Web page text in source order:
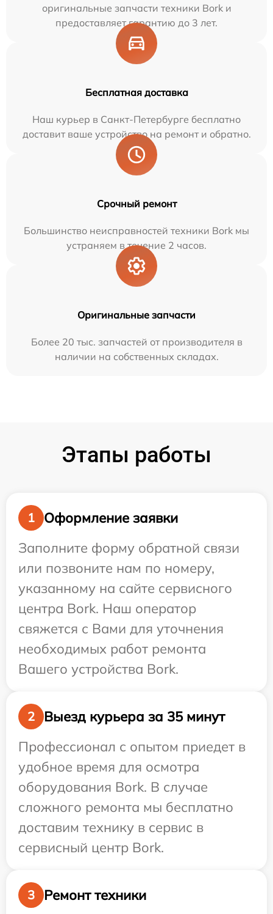
оригинальные запчасти техники Bork и
предоставляет гарантию до 3 лет.
Бесплатная доставка
Наш курьер в Санкт-Петербурге бесплатно
доставит ваше устройство на ремонт и обратно.
Срочный ремонт
Большинство неисправностей техники Bork мы
устраняем в течение 2 часов.
Оригинальные запчасти
Более 20 тыс. запчастей от производителя в
наличии на собственных складах.
Этапы работы
1
Оформление заявки
Заполните форму обратной связи
или позвоните нам по номеру,
указанному на сайте сервисного
центра Bork. Наш оператор
свяжется с Вами для уточнения
необходимых работ ремонта
Вашего устройства Bork.
2
Выезд курьера за 35 минут
Профессионал с опытом приедет в
удобное время для осмотра
оборудования Bork. В случае
сложного ремонта мы бесплатно
доставим технику в сервис в
сервисный центр Bork.
3 Ремонт техники